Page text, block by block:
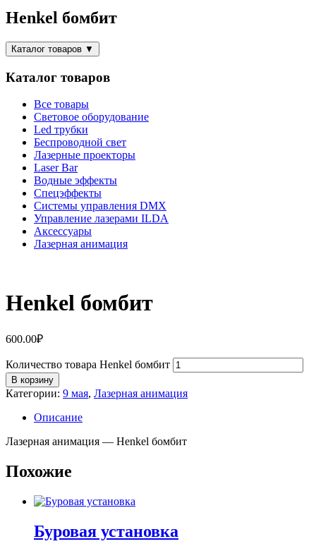
Henkel бомбит
Каталог товаров ▼
Каталог товаров
Все товары
Световое оборудование
Led трубки
Беспроводной свет
Лазерные проекторы
Laser Bar
Водные эффекты
Спецэффекты
Системы управления DMX
Управление лазерами ILDA
Аксессуары
Лазерная анимация
Henkel бомбит
600.00₽
Количество товара Henkel бомбит
В корзину
Категории: 9 мая, Лазерная анимация
Описание
Лазерная анимация — Henkel бомбит
Похожие
Буровая установка